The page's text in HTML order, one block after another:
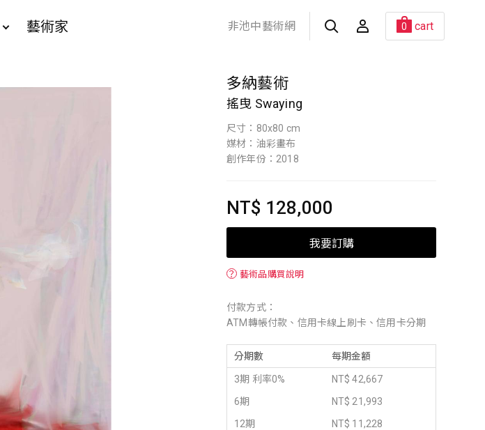
藝術家 非池中藝術網 0 cart
多納藝術
搖曳 Swaying
尺寸：80x80 cm
媒材：油彩畫布
創作年份：2018
NT$ 128,000
我要訂購
？ 藝術品購買說明
付款方式：
ATM轉帳付款、信用卡線上刷卡、信用卡分期
分期數 每期金額
3期 利率0%
NT$ 42,667
6期
NT$ 21,993
12期
NT$ 11,228